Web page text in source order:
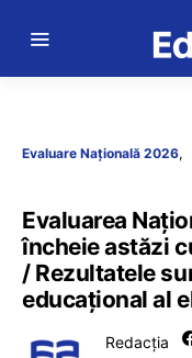
Evaluare Națională 2026
Evaluarea
încheie astăzi
/ Rezultatele
educațional al
Redacția